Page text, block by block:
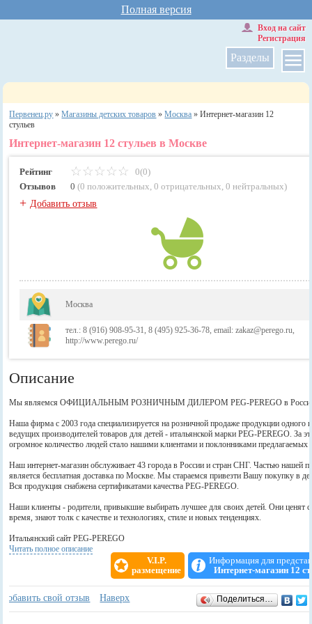
Полная версия
Разделы
Вход на сайт
Регистрация
Первенец.ру »Магазины детских товаров »Москва »Интернет-магазин 12
стульев
Интернет-магазин 12 стульев в Москве
Рейтинг
0(0)
Отзывов
0 (0 положительных,0 отрицательных,0 нейтральных)
+Добавить отзыв
Москва
тел.: 8 (916) 908-95-31, 8 (495) 925-36-78, email: zakaz@perego.ru,
http://www.perego.ru/
Описание
Мы являемся ОФИЦИАЛЬНЫМ РОЗНИЧНЫМ ДИЛЕРОМ PEG-PEREGO в
Наша фирма с 2003 года специализируется на розничной продаже продукции одного
ведущих производителей товаров для детей - итальянской марки PEG-PEREGO. За
огромное количество людей стало нашими клиентами и поклонниками предлагаемых
Наш интернет-магазин обслуживает 43 города в России и стран СНГ. Частью нашей
является бесплатная доставка по Москве. Мы стараемся привезти Вашу покупку в
Вся продукция снабжена сертификатами качества PEG-PEREGO.
Наши клиенты - родители, привыкшие выбирать лучшее для своих детей. Они ценят
время, знают толк с качестве и технологиях, стиле и новых тенденциях.
Итальянский сайт PEG-PEREGO
Уникальные и неизменно высококачественные продукты моделируются и
Италии. При создании каждого изделия используются только самые совершенные
а также материалы, соответствующие Международным стандартам безопасности.
Продукция марки PEG-PEREGO принимает участвие в ежегодных выставках "Мать
"Детские товары" и неизменно получает высшие оценки и родительские симпатии.
Читать полное описание
V.I.P.
размещение
Информация для
Интернет-магазин 12
Отзывы
Добавить свой отзыв Наверх Поделиться…